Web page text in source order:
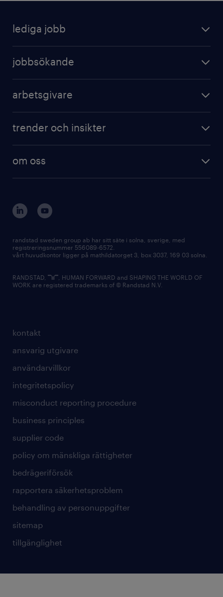
lediga jobb
jobbsökande
arbetsgivare
trender och insikter
om oss
kontakt
ansvarig utgivare
användarvillkor
integritetspolicy
misconduct reporting procedure
business principles
supplier code
policy om mänskliga rättigheter
bedrägeriförsök
rapportera säkerhetsproblem
behandling av personuppgifter
sitemap
tillgänglighet
randstad sweden group ab har sitt säte i solna, sverige, med
registreringsnummer 556089-6572.
vårt huvudkontor ligger på mathildatorget 3, box 3037, 169 03 solna.
RANDSTAD,
, HUMAN FORWARD and SHAPING THE WORLD OF
WORK are registered trademarks of © Randstad N.V.